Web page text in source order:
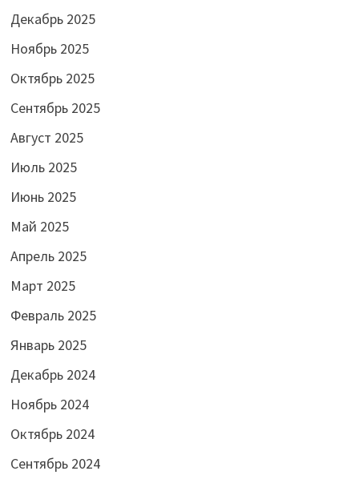
Декабрь 2025
Ноябрь 2025
Октябрь 2025
Сентябрь 2025
Август 2025
Июль 2025
Июнь 2025
Май 2025
Апрель 2025
Март 2025
Февраль 2025
Январь 2025
Декабрь 2024
Ноябрь 2024
Октябрь 2024
Сентябрь 2024